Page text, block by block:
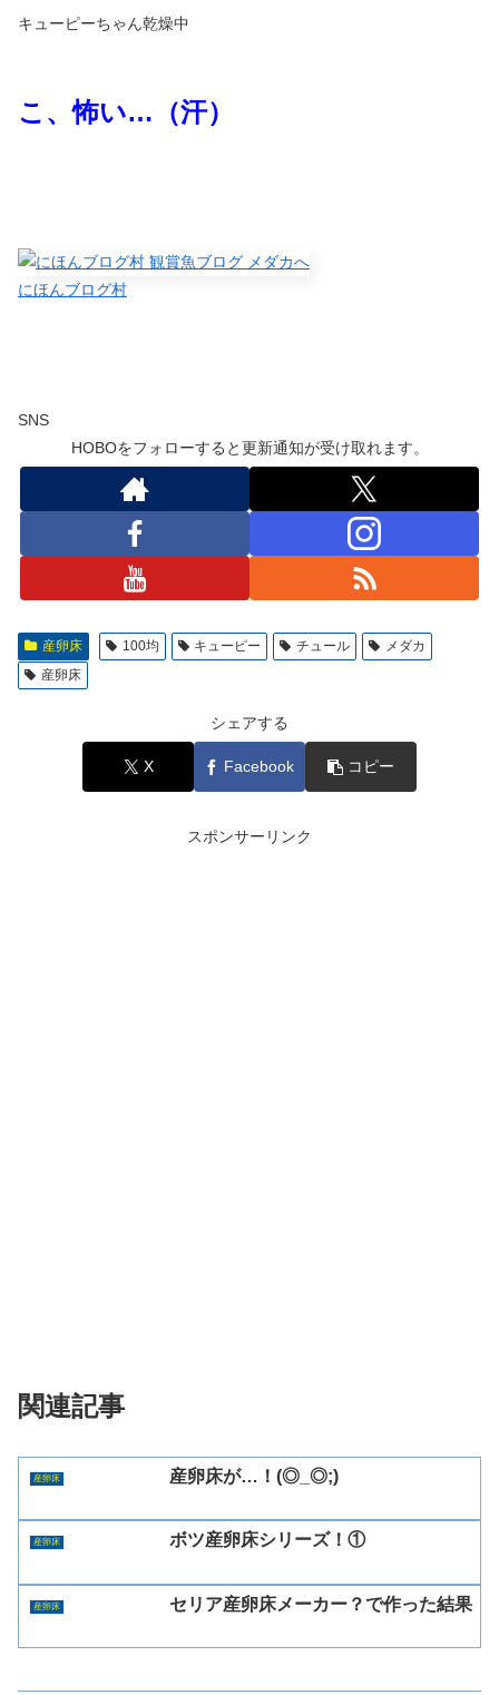
キューピーちゃん乾燥中
こ、怖い… （汗）
にほんブログ村
SNS
HOBOをフォローすると更新通知が受け取れます。
産卵床 100均 キューピー チュール
メダカ
産卵床
シェアする
X Facebook コピー
スポンサーリンク
関連記事
産卵床 産卵床が…！(◎_◎;)
産卵床 ボツ産卵床シリーズ！①
産卵床 セリア産卵床メーカー？で作った結果